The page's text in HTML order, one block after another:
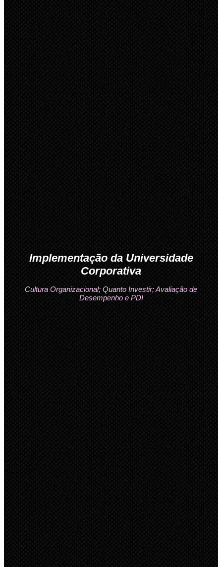
Implementação da Universidade
Corporativa
Cultura Organizacional; Quanto Investir; Avaliação de
Desempenho e PDI